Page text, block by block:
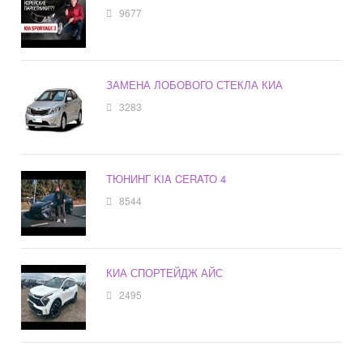
9677
ЗАМЕНА ЛОБОВОГО СТЕКЛА КИА
3283
ТЮНИНГ KIA CERATO 4
8544
КИА СПОРТЕЙДЖ АЙС
2495